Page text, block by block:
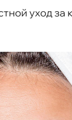
уход